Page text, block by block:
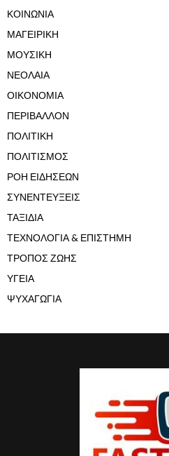
ΚΟΙΝΩΝΙΑ
ΜΑΓΕΙΡΙΚΗ
ΜΟΥΣΙΚΗ
ΝΕΟΛΑΙΑ
ΟΙΚΟΝΟΜΙΑ
ΠΕΡΙΒΑΛΛΟΝ
ΠΟΛΙΤΙΚΗ
ΠΟΛΙΤΙΣΜΟΣ
ΡΟΗ ΕΙΔΗΣΕΩΝ
ΣΥΝΕΝΤΕΥΞΕΙΣ
ΤΑΞΙΔΙΑ
ΤΕΧΝΟΛΟΓΙΑ & ΕΠΙΣΤΗΜΗ
ΤΡΟΠΟΣ ΖΩΗΣ
ΥΓΕΙΑ
ΨΥΧΑΓΩΓΙΑ